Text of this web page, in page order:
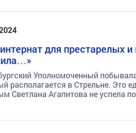
для престарелых
Уполномоченный
располагается в Стрельне. Это
Светлана Агапитова не успела